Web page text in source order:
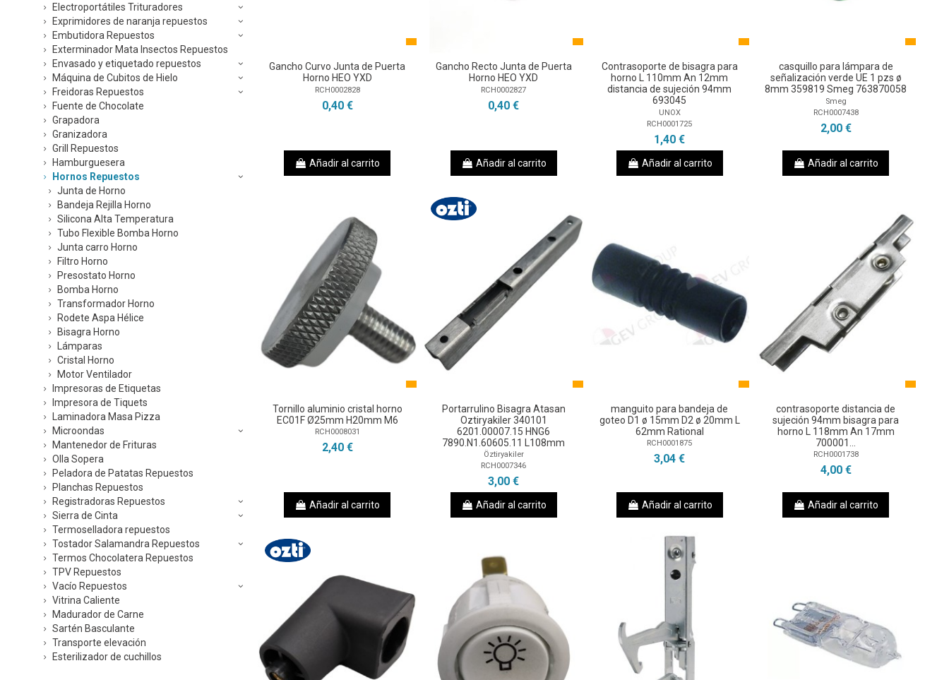
Gancho Curvo Junta de Puerta
Horno HEO YXD
RCH0002828
0,40 €
Añadir al carrito
Gancho Recto Junta de Puerta
Horno HEO YXD
RCH0002827
0,40 €
Añadir al carrito
Contrasoporte de bisagra para
horno L 110mm An 12mm
distancia de sujeción 94mm
693045
UNOX
RCH0001725
1,40 €
Añadir al carrito
casquillo para lámpara de
señalización verde UE 1 pzs ø
8mm 359819 Smeg 763870058
Smeg
RCH0007438
2,00 €
Añadir al carrito
Tornillo aluminio cristal horno
EC01F Ø25mm H20mm M6
RCH0008031
2,40 €
Añadir al carrito
Portarrulino Bisagra Atasan
Oztiryakiler 340101
6201.00007.15 HNG6
7890.N1.60605.11 L108mm
Öztiryakiler
RCH0007346
3,00 €
Añadir al carrito
manguito para bandeja de
goteo D1 ø 15mm D2 ø 20mm L
62mm Rational
RCH0001875
3,04 €
Añadir al carrito
contrasoporte distancia de
sujeción 94mm bisagra para
horno L 118mm An 17mm
700001...
RCH0001738
4,00 €
Añadir al carrito
Electroportátiles Trituradores
Exprimidores de naranja repuestos
Embutidora Repuestos
Exterminador Mata Insectos Repuestos
Envasado y etiquetado repuestos
Máquina de Cubitos de Hielo
Freidoras Repuestos
Fuente de Chocolate
Grapadora
Granizadora
Grill Repuestos
Hamburguesera
Hornos Repuestos
Junta de Horno
Bandeja Rejilla Horno
Silicona Alta Temperatura
Tubo Flexible Bomba Horno
Junta carro Horno
Filtro Horno
Presostato Horno
Bomba Horno
Transformador Horno
Rodete Aspa Hélice
Bisagra Horno
Lámparas
Cristal Horno
Motor Ventilador
Impresoras de Etiquetas
Impresora de Tiquets
Laminadora Masa Pizza
Microondas
Mantenedor de Frituras
Olla Sopera
Peladora de Patatas Repuestos
Planchas Repuestos
Registradoras Repuestos
Sierra de Cinta
Termoselladora repuestos
Tostador Salamandra Repuestos
Termos Chocolatera Repuestos
TPV Repuestos
Vacío Repuestos
Vitrina Caliente
Madurador de Carne
Sartén Basculante
Transporte elevación
Esterilizador de cuchillos